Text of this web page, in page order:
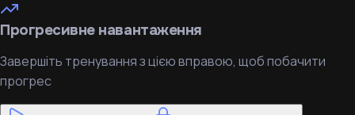
Прогресивне навантаження
Завершіть тренування з цією вправою, щоб побачити
прогрес